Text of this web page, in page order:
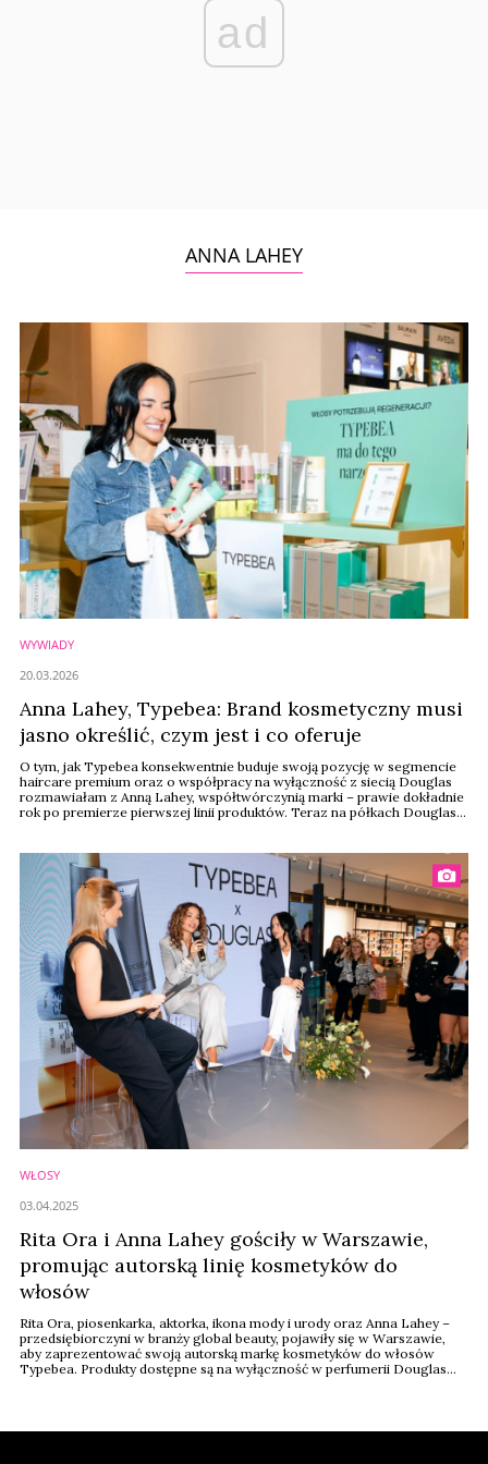
ad
ANNA LAHEY
WYWIADY
Anna Lahey, Typebea: Brand kosmetyczny musi
jasno określić, czym jest i co oferuje
O tym, jak Typebea konsekwentnie buduje swoją pozycję w segmencie
haircare premium oraz o współpracy na wyłączność z siecią Douglas
rozmawiałam z Anną Lahey, współtwórczynią marki – prawie dokładnie
rok po premierze pierwszej linii produktów. Teraz na półkach Douglas
20.03.2026
WŁOSY
Rita Ora i Anna Lahey gościły w Warszawie,
promując autorską linię kosmetyków do
włosów
Rita Ora, piosenkarka, aktorka, ikona mody i urody oraz Anna Lahey –
przedsiębiorczyni w branży global beauty, pojawiły się w Warszawie,
aby zaprezentować swoją autorską markę kosmetyków do włosów
Typebea. Produkty dostępne są na wyłączność w perfumerii Douglas
03.04.2025